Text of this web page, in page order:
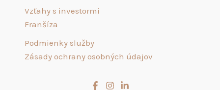
Vzťahy s investormi
Franšíza
Podmienky služby
Zásady ochrany osobných údajov